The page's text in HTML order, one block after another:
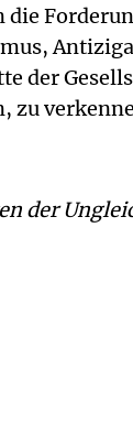
die
der
zu
der